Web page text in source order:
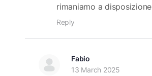
rimaniamo a disposizione
Reply
Fabio
13 March 2025